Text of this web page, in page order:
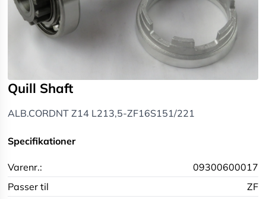
Quill Shaft
ALB.CORDNT Z14 L213,5-ZF16S151/221
Specifikationer
Varenr.:
09300600017
Passer til
ZF